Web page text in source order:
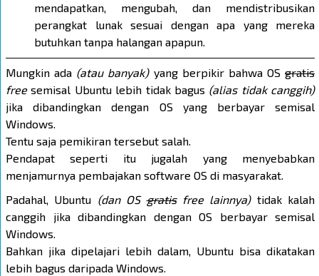
mendapatkan, mengubah, dan mendistribusikan
perangkat lunak sesuai dengan apa yang mereka
butuhkan tanpa halangan apapun.
Mungkin ada (atau banyak)yang berpikir bahwa OS gratis
freesemisal Ubuntu lebih tidak bagus (alias tidak canggih)
jika dibandingkan dengan OS yang berbayar semisal
Windows.
Tentu saja pemikiran tersebut salah.
Pendapat seperti itu jugalah yang menyebabkan
menjamurnya pembajakan software OS di masyarakat.
Padahal, Ubuntu (dan OSgratis freelainnya)tidak kalah
canggih jika dibandingkan dengan OS berbayar semisal
Windows.
Bahkan jika dipelajari lebih dalam, Ubuntu bisa dikatakan
lebih bagus daripada Windows.